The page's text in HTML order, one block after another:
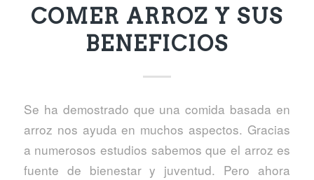
COMER ARROZ Y SUS
BENEFICIOS
Se ha demostrado que una comida basada en
arroz nos ayuda en muchos aspectos. Gracias
a numerosos estudios sabemos que el arroz es
fuente de bienestar y juventud. Pero ahora